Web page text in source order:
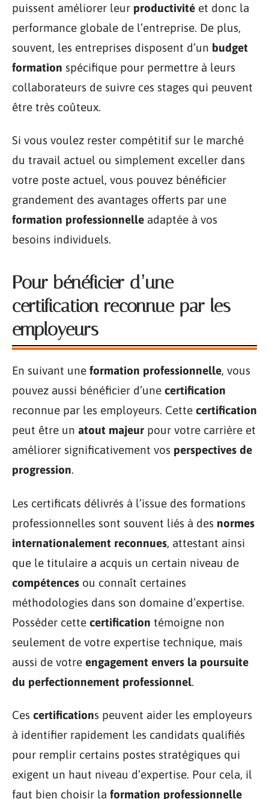
puissent améliorer leur productivité et donc la
performance globale de l’entreprise. De plus,
souvent, les entreprises disposent d’un budget
formation spécifique pour permettre à leurs
collaborateurs de suivre ces stages qui peuvent
être très coûteux.
Si vous voulez rester compétitif sur le marché
du travail actuel ou simplement exceller dans
votre poste actuel, vous pouvez bénéficier
grandement des avantages offerts par une
formation professionnelle adaptée à vos
besoins individuels.
Pour bénéficier d’une
certification reconnue par les
employeurs
En suivant une formation professionnelle, vous
pouvez aussi bénéficier d’une certification
reconnue par les employeurs. Cette certification
peut être un atout majeur pour votre carrière et
améliorer significativement vos perspectives de
progression.
Les certificats délivrés à l’issue des formations
professionnelles sont souvent liés à des normes
internationalement reconnues, attestant ainsi
que le titulaire a acquis un certain niveau de
compétences ou connaît certaines
méthodologies dans son domaine d’expertise.
Posséder cette certification témoigne non
seulement de votre expertise technique, mais
aussi de votre engagement envers la poursuite
du perfectionnement professionnel.
Ces certifications peuvent aider les employeurs
à identifier rapidement les candidats qualifiés
pour remplir certains postes stratégiques qui
exigent un haut niveau d’expertise. Pour cela, il
faut bien choisir la formation professionnelle